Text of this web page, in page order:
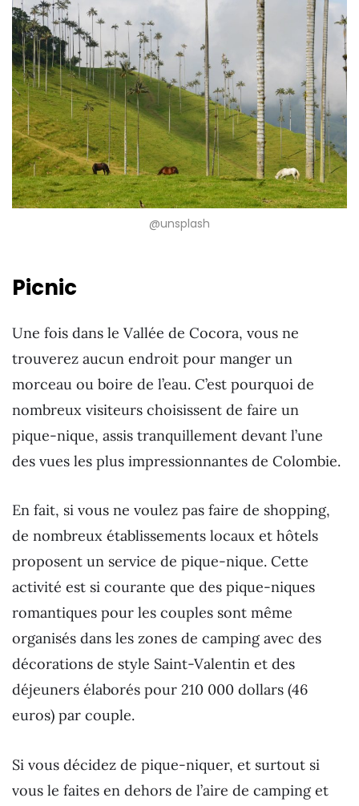
@unsplash
Picnic
Une fois dans le Vallée de Cocora, vous ne
trouverez aucun endroit pour manger un
morceau ou boire de l’eau. C’est pourquoi de
nombreux visiteurs choisissent de faire un
pique-nique, assis tranquillement devant l’une
des vues les plus impressionnantes de Colombie.
En fait, si vous ne voulez pas faire de shopping,
de nombreux établissements locaux et hôtels
proposent un service de pique-nique. Cette
activité est si courante que des pique-niques
romantiques pour les couples sont même
organisés dans les zones de camping avec des
décorations de style Saint-Valentin et des
déjeuners élaborés pour 210 000 dollars (46
euros) par couple.
Si vous décidez de pique-niquer, et surtout si
vous le faites en dehors de l’aire de camping et